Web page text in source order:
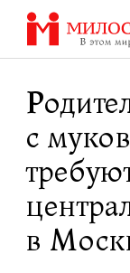
Перейти
содержанию
с
в